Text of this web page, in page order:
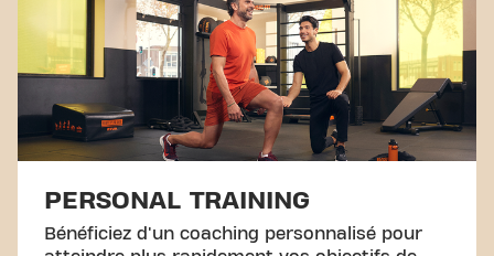
PERSONAL TRAINING
Bénéficiez d'un coaching personnalisé pour